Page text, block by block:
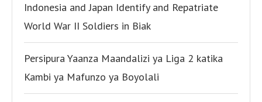
Indonesia and Japan Identify and Repatriate
World War II Soldiers in Biak
Persipura Yaanza Maandalizi ya Liga 2 katika
Kambi ya Mafunzo ya Boyolali